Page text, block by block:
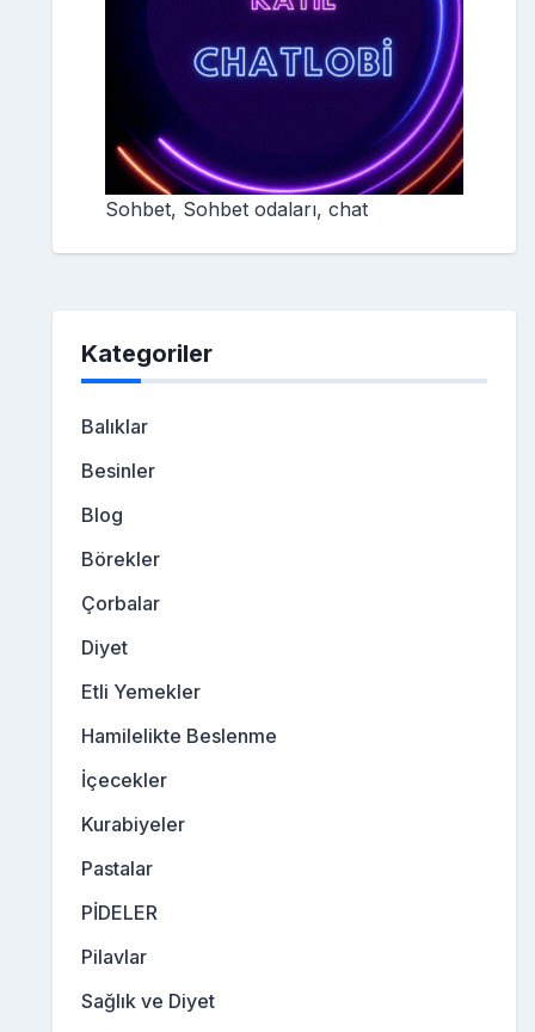
Sohbet, Sohbet odaları, chat
Kategoriler
Balıklar
Besinler
Blog
Börekler
Çorbalar
Diyet
Etli Yemekler
Hamilelikte Beslenme
İçecekler
Kurabiyeler
Pastalar
PİDELER
Pilavlar
Sağlık ve Diyet